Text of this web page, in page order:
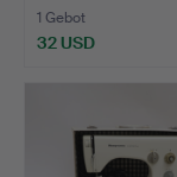
1 Gebot
32 USD